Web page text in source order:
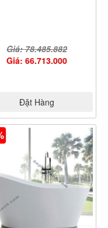
Giá: 78.485.882
Giá: 66.713.000
Đặt Hàng